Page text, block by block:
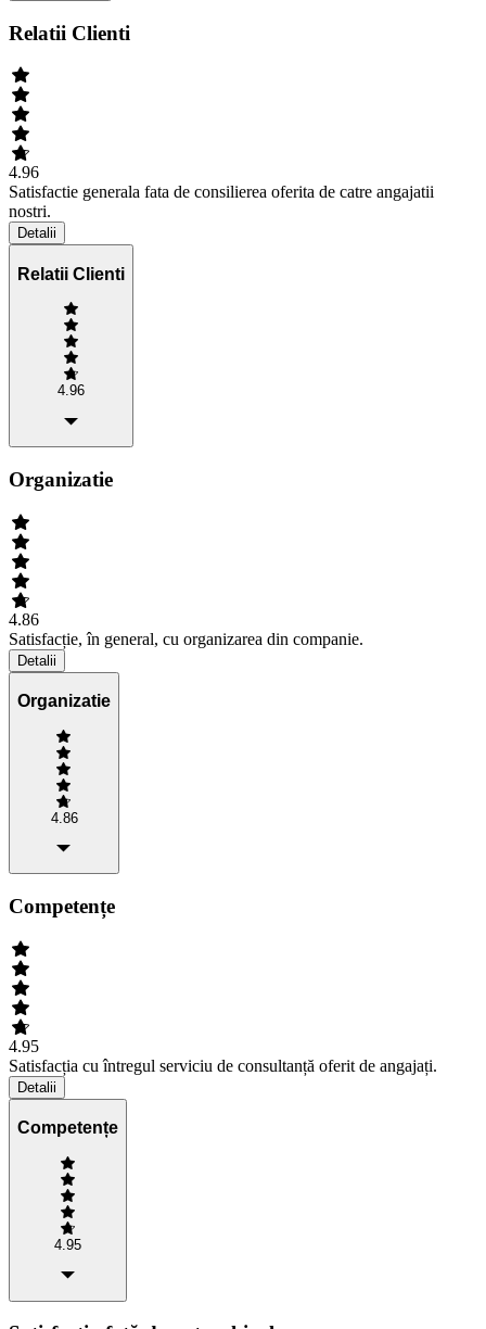
Relatii Clienti
4.96
Satisfactie generala fata de consilierea oferita de catre angajatii
nostri.
Detalii
Relatii Clienti
4.96
Organizatie
4.86
Satisfacție, în general, cu organizarea din companie.
Detalii
Organizatie
4.86
Competențe
4.95
Satisfacția cu întregul serviciu de consultanță oferit de angajați.
Detalii
Competențe
4.95